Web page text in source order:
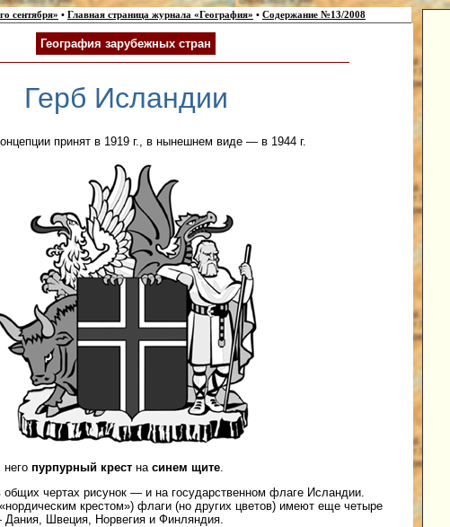
сентября» • Главная страница журнала «География» • Содержание №13/2008
География зарубежных стран
Герб Исландии
принят в 1919 г., в нынешнем виде — в 1944 г.
него пурпурный крест на синем щите
общих чертах рисунок — и на государственном флаге Исландии.
крестом») флаги (но других цветов) имеют еще четыре
Швеция, Норвегия и Финляндия.